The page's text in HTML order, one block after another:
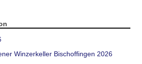
Winzerkeller Bischoffingen 2026